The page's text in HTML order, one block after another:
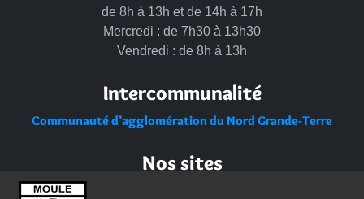
de 8h à 13h et de 14h à 17h
Mercredi : de 7h30 à 13h30
Vendredi : de 8h à 13h
Intercommunalité
Communauté d’agglomération du Nord Grande-Terre
Nos sites
Portail des Médiathèques Nord Guadeloupe